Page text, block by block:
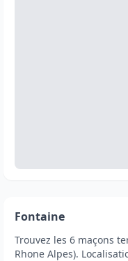
Fontaine
Trouvez les 6 maçons
Rhone Alpes).